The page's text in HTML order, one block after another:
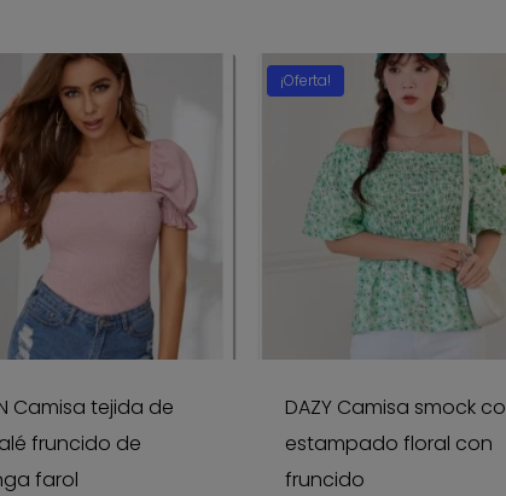
Camisa tejida de
fruncido de
farol
¡Oferta!
DAZY Camisa smock
estampado floral con
fruncido